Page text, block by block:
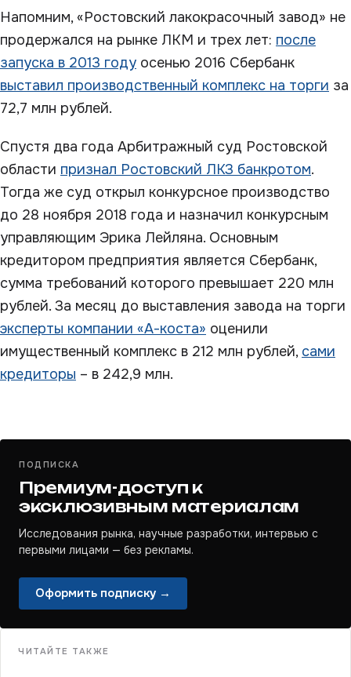
Напомним, «Ростовский лакокрасочный завод» не
продержался на рынке ЛКМ и трех лет: после
запуска в 2013 году осенью 2016 Сбербанк
выставил производственный комплекс на торги за
72,7 млн рублей.
Спустя два года Арбитражный суд Ростовской
области признал Ростовский ЛКЗ банкротом.
Тогда же суд открыл конкурсное производство
до 28 ноября 2018 года и назначил конкурсным
управляющим Эрика Лейляна. Основным
кредитором предприятия является Сбербанк,
сумма требований которого превышает 220 млн
рублей. За месяц до выставления завода на торги
эксперты компании «А-коста» оценили
имущественный комплекс в 212 млн рублей, сами
кредиторы – в 242,9 млн.
ПОДПИСКА
Премиум-доступ к
эксклюзивным материалам
Исследования рынка, научные разработки, интервью с
первыми лицами — без рекламы.
Оформить подписку →
ЧИТАЙТЕ ТАКЖЕ